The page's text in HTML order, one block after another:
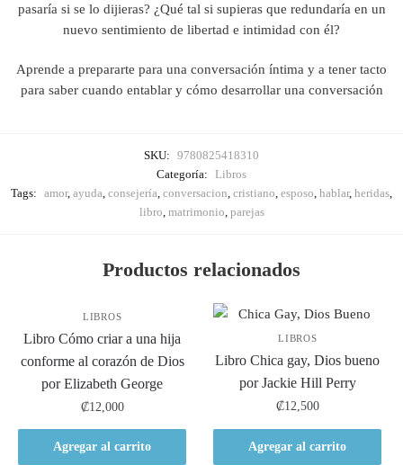
pasaría si se lo dijieras? ¿Qué tal si supieras que redundaría en un
nuevo sentimiento de libertad e intimidad con él?
Aprende a prepararte para una conversación íntima y a tener tacto
para saber cuando entablar y cómo desarrollar una conversación
SKU: 9780825418310
Categoría: Libros
Tags: amor, ayuda, consejería, conversacion, cristiano, esposo, hablar, heridas,
libro, matrimonio, parejas
Productos relacionados
LIBROS
Libro Cómo criar a una hija
conforme al corazón de Dios
por Elizabeth George
₡12,000
Agregar al carrito
LIBROS
Libro Chica gay, Dios bueno
por Jackie Hill Perry
₡12,500
Agregar al carrito